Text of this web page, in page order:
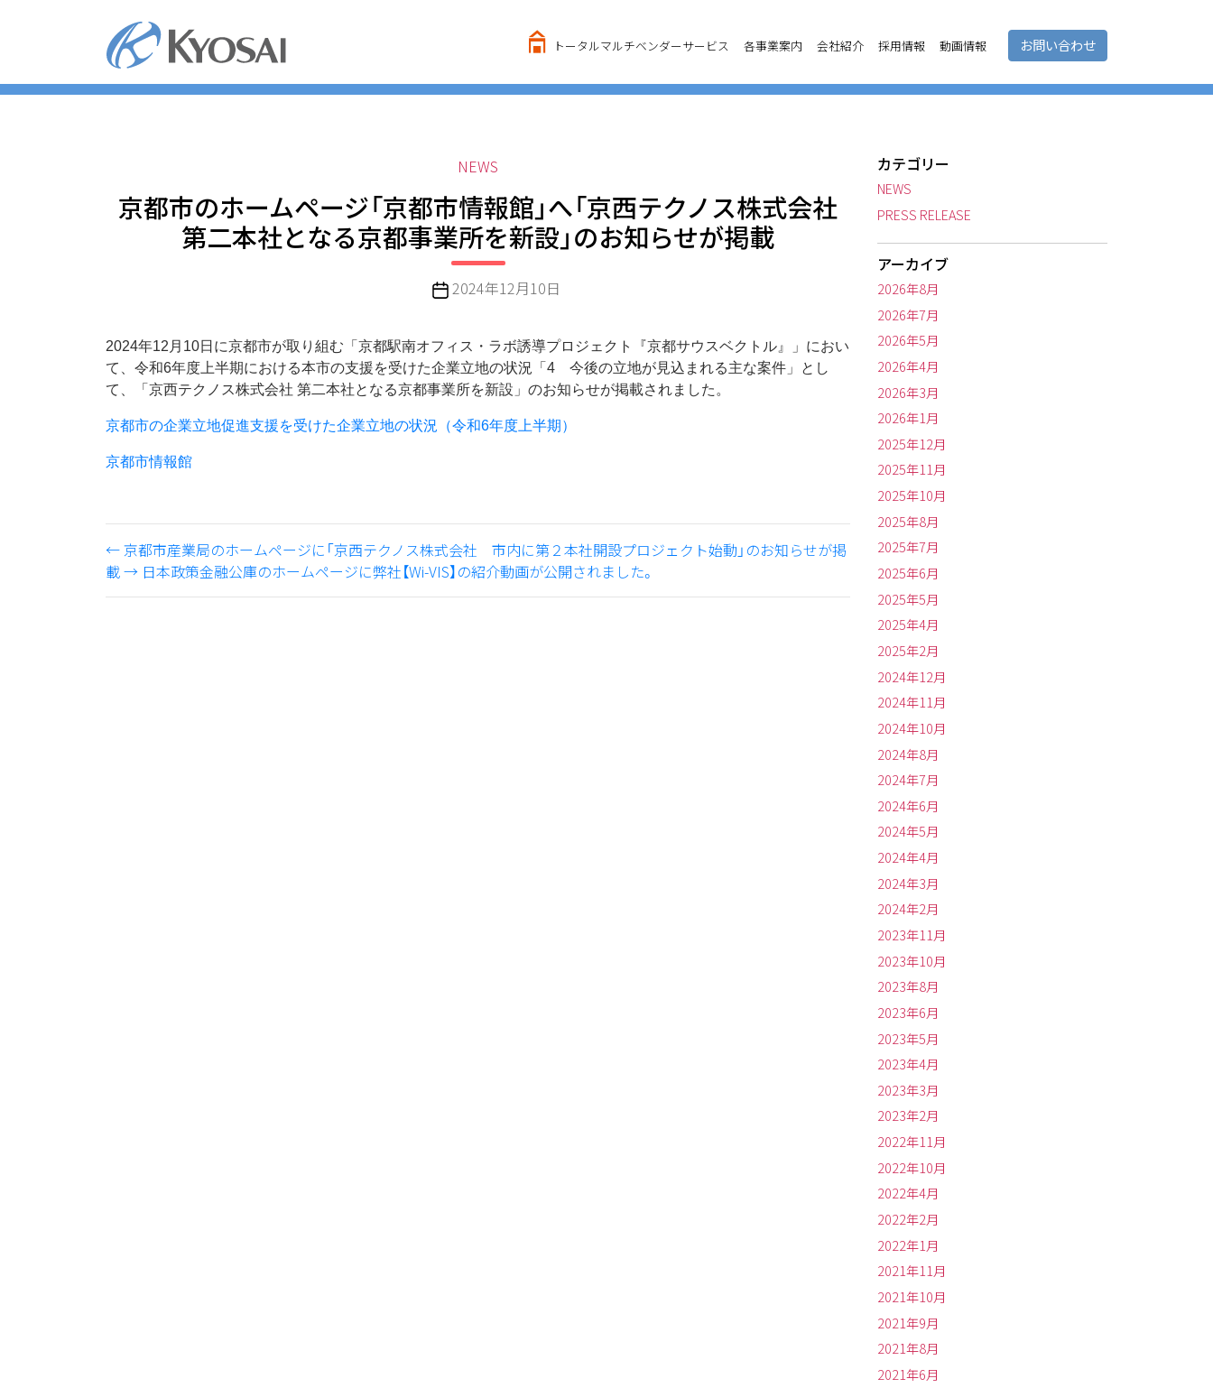
ツ
トータルマルチベンダーサービス 各事業案内 会社紹介 採用情報 動画情報 お問い合わせ
カ
ゴ
リ
ー
NEWS
京都市のホームページ「京都市情報館」へ「京西テクノス株式会社
第二本社となる京都事業所を新設」のお知らせが掲載
投 2024年12月10日
2024年12月10日に京都市が取り組む「京都駅南オフィス・ラボ誘導プロジェクト『京都サウスベクトル』」におい
て、令和6年度上半期における本市の支援を受けた企業立地の状況「4 今後の立地が見込まれる主な案件」とし
て、「京西テクノス株式会社 第二本社となる京都事業所を新設」のお知らせが掲載されました。
京都市の企業立地促進支援を受けた企業立地の状況（令和6年度上半期）
京都市情報館
←京都市産業局のホームページに「京西テクノス株式会社 市内に第２本社開設プロジェクト始動」のお知らせが掲
載→ 日本政策金融公庫のホームページに弊社【Wi-VIS】の紹介動画が公開されました。
カテゴリー
NEWS
PRESS RELEASE
アーカイブ
2026年8月
2026年7月
2026年5月
2026年4月
2026年3月
2026年1月
2025年12月
2025年11月
2025年10月
2025年8月
2025年7月
2025年6月
2025年5月
2025年4月
2025年2月
2024年12月
2024年11月
2024年10月
2024年8月
2024年7月
2024年6月
2024年5月
2024年4月
2024年3月
2024年2月
2023年11月
2023年10月
2023年8月
2023年6月
2023年5月
2023年4月
2023年3月
2023年2月
2022年11月
2022年10月
2022年4月
2022年2月
2022年1月
2021年11月
2021年10月
2021年9月
2021年8月
2021年6月